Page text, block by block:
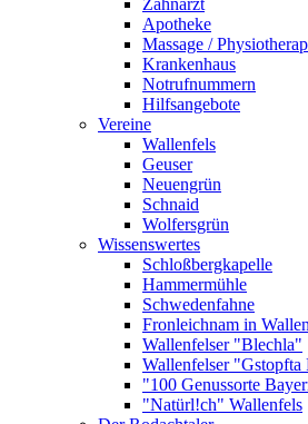
Zahnarzt
Apotheke
Massage /
Krankenhaus
Notrufnummern
Hilfsangebote
Vereine
Wallenfels
Geuser
Neuengrün
Schnaid
Wolfersgrün
Wissenswertes
Schloßbergkapelle
Hammermühle
Schwedenfahne
Fronleichnam in
Wallenfelser "Blechla"
Wallenfelser "Gstopfta
"100 Genussorte
"Natürl!ch" Wallenfels